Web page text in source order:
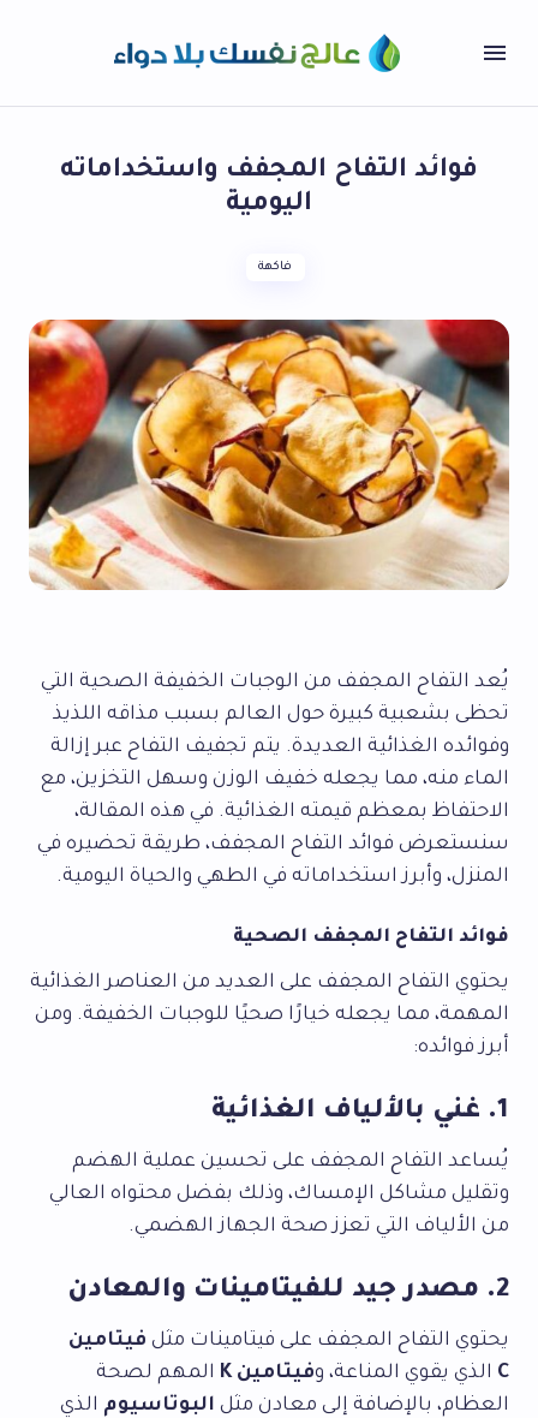
فوائد التفاح المجفف واستخداماته
اليومية
فاكهة
يُعد التفاح المجفف من الوجبات الخفيفة الصحية التي
تحظى بشعبية كبيرة حول العالم بسبب مذاقه اللذيذ
وفوائده الغذائية العديدة. يتم تجفيف التفاح عبر إزالة
الماء منه، مما يجعله خفيف الوزن وسهل التخزين، مع
الاحتفاظ بمعظم قيمته الغذائية. في هذه المقالة،
سنستعرض فوائد التفاح المجفف، طريقة تحضيره في
المنزل، وأبرز استخداماته في الطهي والحياة اليومية.
فوائد التفاح المجفف الصحية
يحتوي التفاح المجفف على العديد من العناصر الغذائية
المهمة، مما يجعله خيارًا صحيًا للوجبات الخفيفة. ومن
أبرز فوائده:
1. غني بالألياف الغذائية
يُساعد التفاح المجفف على تحسين عملية الهضم
وتقليل مشاكل الإمساك، وذلك بفضل محتواه العالي
من الألياف التي تعزز صحة الجهاز الهضمي.
2. مصدر جيد للفيتامينات والمعادن
يحتوي التفاح المجفف على فيتامينات مثل فيتامين
C الذي يقوي المناعة، وفيتامين K
المهم لصحة
العظام، بالإضافة إلى معادن مثل البوتاسيوم الذي